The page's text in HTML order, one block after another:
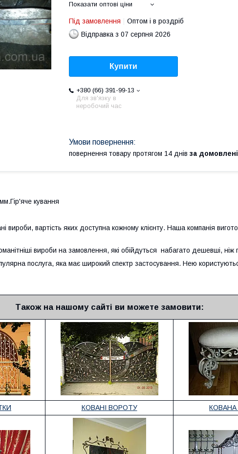
Показати оптові ціни
Під замовлення
Оптом і в роздріб
Відправка з 07 серпня 2026
Купити
+380 (66) 391-99-13
Для зв'язку в
неробочий час
повернення товару протягом 14 днів за
кування
вироби, вартість яких доступна кожному клієнту. Наша компанія
вироби на замовлення, які обійдуться набагато дешевші, ніж
послуга, яка має широкий спектр застосування. Нею
Також на нашому сайті ви можете замовити:
КОВАНІ ВОРОТУ КОВАНА